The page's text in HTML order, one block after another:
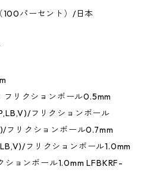
パーセント）/日本
フリクションボール0.5mm
フリクションボール
フリクションボール0.7mm
フリクションボール1.0mm
ョンボール1.0mm LFBKRF-